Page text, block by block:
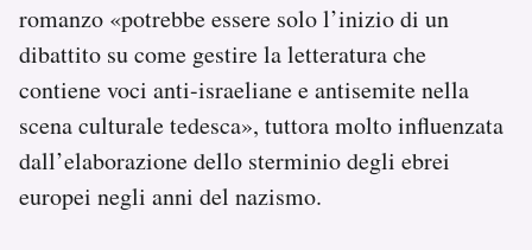
romanzo «potrebbe essere solo l’inizio di un
dibattito su come gestire la letteratura che
contiene voci anti-israeliane e antisemite nella
scena culturale tedesca», tuttora molto influenzata
dall’elaborazione dello sterminio degli ebrei
europei negli anni del nazismo.